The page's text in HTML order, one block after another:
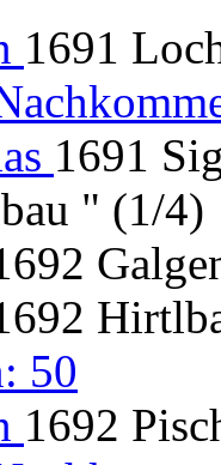
1691
1691
" (1/4)
50
1692